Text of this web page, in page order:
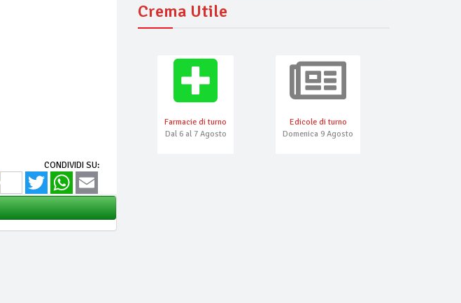
CONDIVIDI SU:
FacebookTwitter WhatsApp
Crema Utile
Farmacie di turno
Dal 6 al 7 Agosto
Edicole di turno
Domenica 9 Agosto